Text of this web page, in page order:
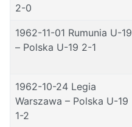
2-0
1962-11-01 Rumunia U-19
– Polska U-19 2-1
1962-10-24 Legia
Warszawa – Polska U-19
1-2